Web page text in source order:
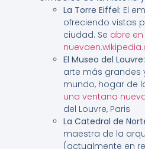
La Torre Eiffel: El
ofreciendo vistas
ciudad. Se abre
El Museo del Louvre:
arte más grandes
mundo, hogar de
una ventana
del Louvre, Paris
La Catedral de
maestra de la
(actualmente en